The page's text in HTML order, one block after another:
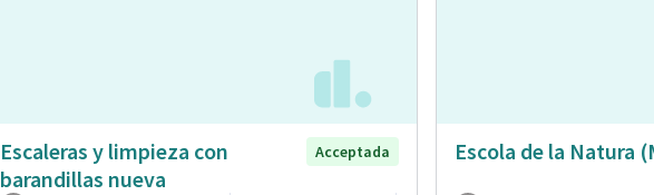
Escaleras y limpieza con
barandillas nueva
Acceptada Escola de la Natura